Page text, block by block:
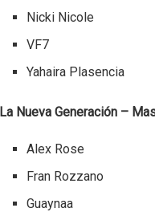
Nicki Nicole
VF7
Yahaira Plasencia
La Nueva Generación –
Alex Rose
Fran Rozzano
Guaynaa